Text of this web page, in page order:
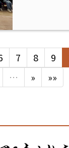
7 8 9
… » »»